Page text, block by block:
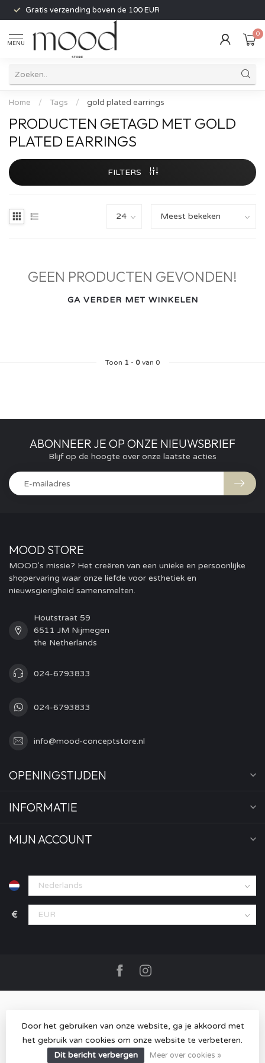
Gratis verzending boven de 100 EUR
MENU
0
Home / Tags / gold plated earrings
PRODUCTEN GETAGD MET GOLD
PLATED EARRINGS
FILTERS
GEEN PRODUCTEN GEVONDEN!
GA VERDER MET WINKELEN
Toon 1 - 0van 0
ABONNEER JE OP ONZE NIEUWSBRIEF
Blijf op de hoogte over onze laatste acties
MOOD STORE
MOOD's missie? Het creëren van een unieke en persoonlijke
shopervaring waar onze liefde voor esthetiek en
nieuwsgierigheid samensmelten.
Houtstraat 59
6511 JM Nijmegen
the Netherlands
024-6793833
024-6793833
info@mood-conceptstore.nl
OPENINGSTIJDEN
INFORMATIE
MIJN ACCOUNT
€
© Copyright 2026 MOOD store- Powered byLightspeed-
Lightspeed designby Dyvelopment
Door het gebruiken van onze website, ga je akkoord met
het gebruik van cookies om onze website te verbeteren.
Dit bericht verbergen
Meer over cookies »